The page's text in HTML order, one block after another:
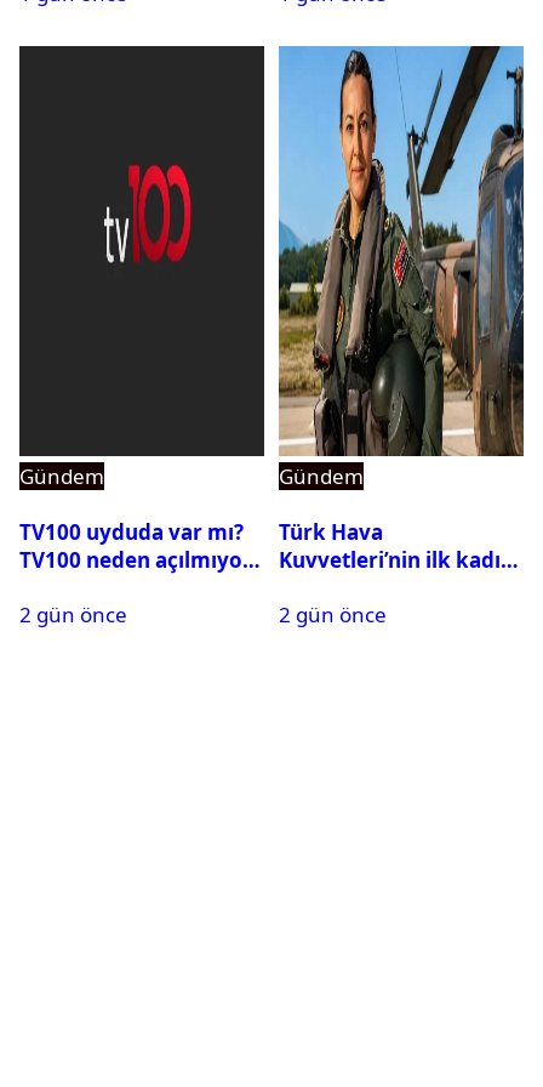
Gündem
TV100 uyduda var mı?
TV100 neden açılmıyor?
2 gün önce
Gündem
Türk Hava
Kuvvetleri’nin ilk kadın
Karapınar hakkında
2 gün önce